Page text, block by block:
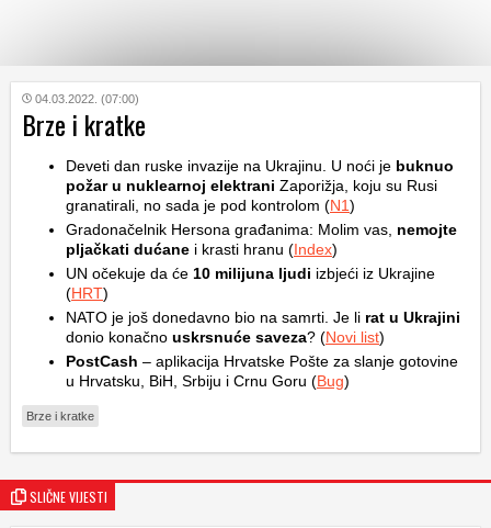
KATEGORIJE
HRVATSKI
WEB
04.03.2022. (07:00)
Brze i kratke
Deveti dan ruske invazije na Ukrajinu. U noći je buknuo
požar u nuklearnoj elektrani Zaporižja, koju su Rusi
granatirali, no sada je pod kontrolom (N1)
Gradonačelnik Hersona građanima: Molim vas, nemojte
pljačkati dućane i krasti hranu (Index)
UN očekuje da će 10 milijuna ljudi izbjeći iz Ukrajine
(HRT)
NATO je još donedavno bio na samrti. Je li rat u Ukrajini
donio konačno uskrsnuće saveza? (Novi list)
PostCash – aplikacija Hrvatske Pošte za slanje gotovine
u Hrvatsku, BiH, Srbiju i Crnu Goru (Bug)
Brze i kratke
SLIČNE VIJESTI